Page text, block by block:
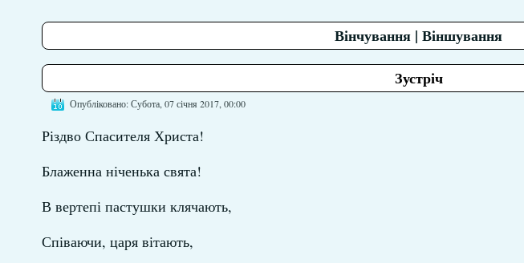
Вінчування | Віншування
Зустріч
Опубліковано: Субота, 07 січня 2017, 00:00
Різдво Спасителя Христа!
Блаженна ніченька свята!
В вертепі пастушки клячають,
Співаючи, царя вітають,